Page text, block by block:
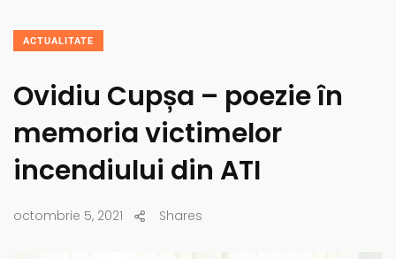
ACTUALITATE
Ovidiu Cupșa – poezie în
memoria victimelor
incendiului din ATI
octombrie 5, 2021 Shares